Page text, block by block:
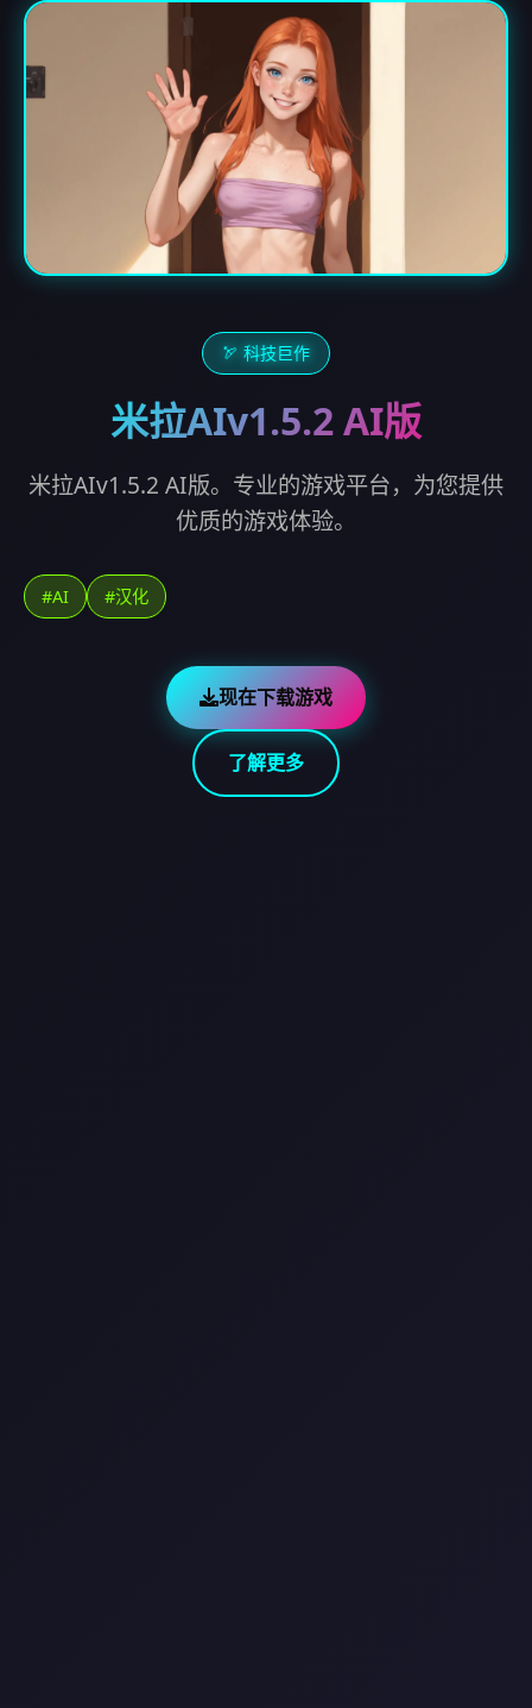
🏹 科技巨作
米拉AIv1.5.2 AI版
米拉AIv1.5.2 AI版。专业的游戏平台，为您提供
优质的游戏体验。
#AI #汉化
现在下载游戏
了解更多